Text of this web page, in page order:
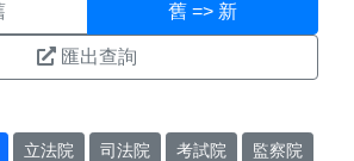
舊 => 新
匯出查詢
立法院 司法院 考試院 監察院